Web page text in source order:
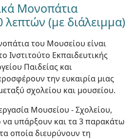
Μονοπάτια
λεπτών (με διάλειμμα)
του Μουσείου είναι
Ινστιτούτο Εκπαιδευτικής
Παιδείας και
την ευκαιρία μιας
σχολείου και μουσείου.
Μουσείου - Σχολείου,
να υπάρξουν και τα 3 παρακάτω
οποία διευρύνουν τη